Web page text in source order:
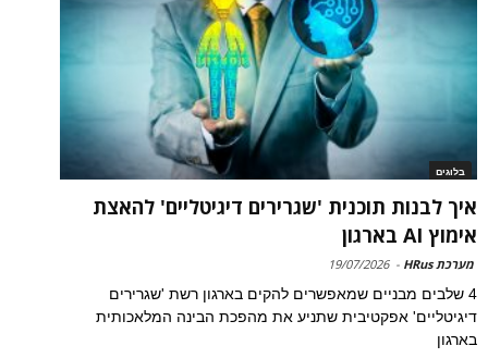
בלוגים
איך לבנות תוכנית 'שגרירים דיגיטליים' להאצת
אימוץ AI בארגון
מערכת HRus -
19/07/2026
4 שלבים מבניים שמאפשרים להקים בארגון רשת 'שגרירים
דיגיטליים' אפקטיבית שתניע את מהפכת הבינה המלאכותית
בארגון